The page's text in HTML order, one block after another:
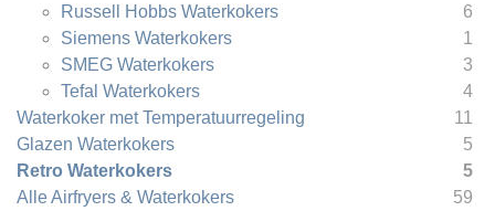
Russell Hobbs Waterkokers
6
Siemens Waterkokers
1
SMEG Waterkokers
3
Tefal Waterkokers
4
Waterkoker met Temperatuurregeling
11
Glazen Waterkokers
5
Retro Waterkokers
5
Alle Airfryers & Waterkokers
59